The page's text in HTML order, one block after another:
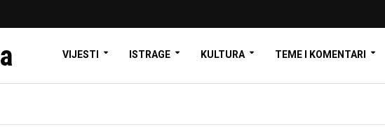
VIJESTI ISTRAGE KULTURA TEME I KOMENTARI